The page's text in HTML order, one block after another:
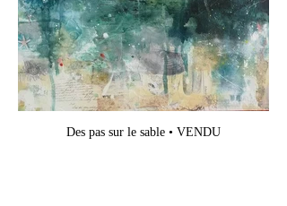
Des pas sur le sable • VENDU